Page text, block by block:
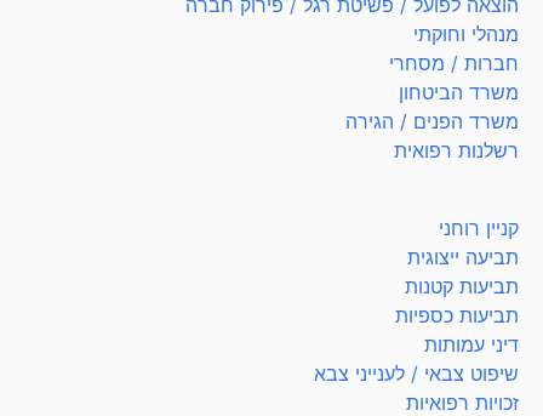
הוצאה לפועל / פשיטת רגל / פירוק חברה
מנהלי וחוקתי
חברות / מסחרי
משרד הביטחון
משרד הפנים / הגירה
רשלנות רפואית
קניין רוחני
תביעה ייצוגית
תביעות קטנות
תביעות כספיות
דיני עמותות
שיפוט צבאי / לענייני צבא
זכויות רפואיות